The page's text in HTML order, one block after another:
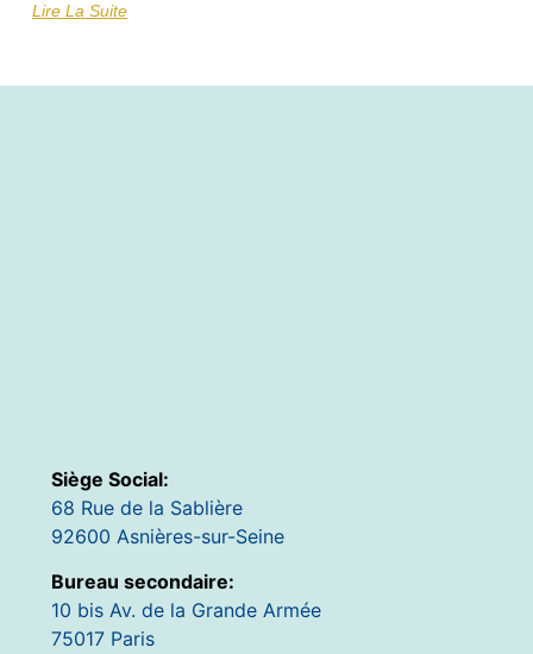
Lire La Suite
Siège Social:
68 Rue de la Sablière
92600 Asnières-sur-Seine
Bureau secondaire:
10 bis Av. de la Grande Armée
75017 Paris